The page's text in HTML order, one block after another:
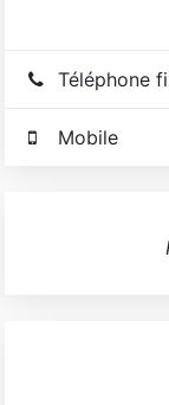
Téléphone
Mobile